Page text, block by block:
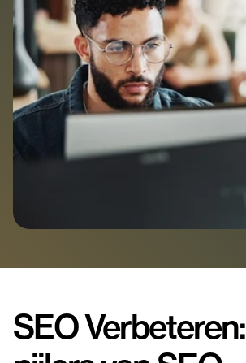
Partners
Bekijk onze partners
Over Extendure
Vacatures
Contact
Neem contact op
SEO